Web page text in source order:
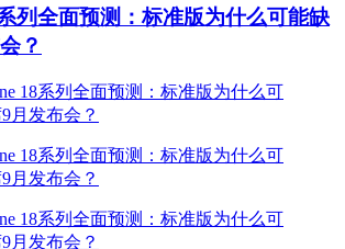
列全面预测：标准版为什么可能缺
？